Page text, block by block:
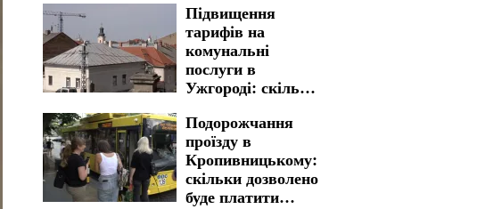
вартість стала
реальністю
Підвищення
тарифів на
комунальні
послуги в
Ужгороді: скільки
заплатити
Подорожчання
проїзду в
Кропивницькому:
скільки дозволено
буде платити